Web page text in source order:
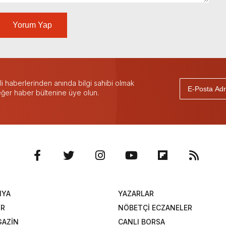
Yorum Yap
haberlerinden anında bilgi sahibi olmak
haber bültenine üye olun.
YAZARLAR
NÖBETÇİ ECZANELER
CANLI BORSA